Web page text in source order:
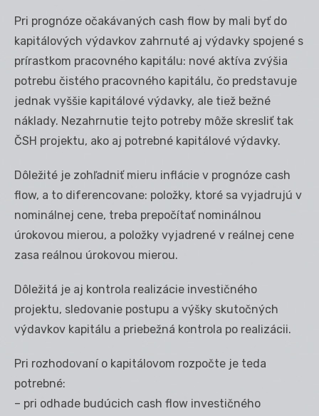
Pri prognóze očakávaných cash flow by mali byť do
kapitálových výdavkov zahrnuté aj výdavky spojené s
prírastkom pracovného kapitálu: nové aktíva zvýšia
potrebu čistého pracovného kapitálu, čo predstavuje
jednak vyššie kapitálové výdavky, ale tiež bežné
náklady. Nezahrnutie tejto potreby môže skresliť tak
ČSH projektu, ako aj potrebné kapitálové výdavky.
Dôležité je zohľadniť mieru inflácie v prognóze cash
flow, a to diferencovane: položky, ktoré sa vyjadrujú v
nominálnej cene, treba prepočítať nominálnou
úrokovou mierou, a položky vyjadrené v reálnej cene
zasa reálnou úrokovou mierou.
Dôležitá je aj kontrola realizácie investičného
projektu, sledovanie postupu a výšky skutočných
výdavkov kapitálu a priebežná kontrola po realizácii.
Pri rozhodovaní o kapitálovom rozpočte je teda
potrebné:
– pri odhade budúcich cash flow investičného